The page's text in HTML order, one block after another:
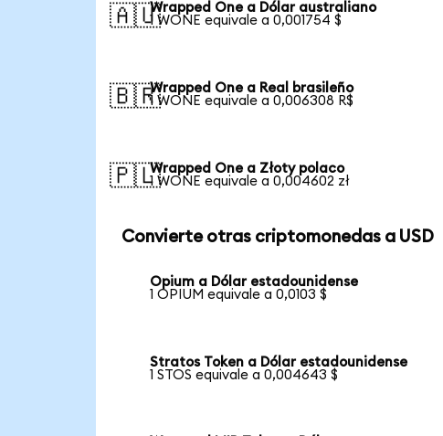
🇦🇺Wrapped One a Dólar australiano
1 WONE equivale a 0,001754 $
🇧🇷Wrapped One a Real brasileño
1 WONE equivale a 0,006308 R$
🇵🇱Wrapped One a Złoty polaco
1 WONE equivale a 0,004602 zł
Convierte otras criptomonedas a USD
Opium a Dólar estadounidense
1 OPIUM equivale a 0,0103 $
Stratos Token a Dólar estadounidense
1 STOS equivale a 0,004643 $